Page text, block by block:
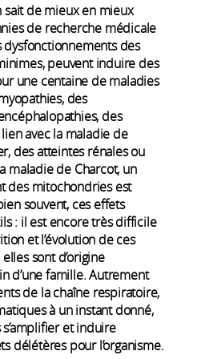
sait de mieux en mieux
de recherche médicale
dysfonctionnements des
peuvent induire des
une centaine de maladies
des
des
avec la maladie de
des atteintes rénales ou
maladie de Charcot, un
des mitochondries est
souvent, ces effets
: il est encore très difficile
et l’évolution de ces
sont d’origine
d’une famille. Autrement
de la chaîne respiratoire,
à un instant donné,
et induire
délétères pour l’organisme.